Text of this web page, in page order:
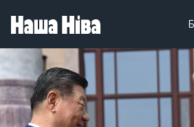
«Об этот трамплин
убиваться каждый
Известный тренер
велотренировке из-за
неожиданного